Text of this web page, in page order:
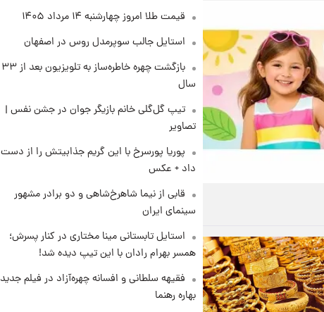
و سکه
قیمت طلا امروز چهارشنبه ۱۴ مرداد ۱۴۰۵
استایل جالب سوپرمدل روس در اصفهان
بازگشت چهره خاطره‌ساز به تلویزیون بعد از ۳۳
سال
تیپ گل‌گلی خانم بازیگر جوان در جشن نفس |
تصاویر
پوریا پورسرخ با این گریم جذابیتش را از دست
داد + عکس
قابی از نیما شاهرخ‌شاهی و دو برادر مشهور
سینمای ایران
استایل تابستانی مینا مختاری در کنار پسرش؛
همسر بهرام رادان با این تیپ دیده شد!
فقیهه سلطانی و افسانه چهره‌آزاد در فیلم جدید
بهاره رهنما